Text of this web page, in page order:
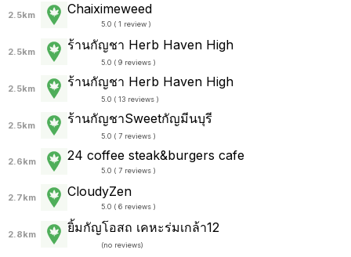
2.5km Chaiximeweed
5.0 ( 1 review )
2.5km ร้านกัญชา Herb Haven High
5.0 ( 9 reviews )
2.5km ร้านกัญชา Herb Haven High
5.0 ( 13 reviews )
2.5km ร้านกัญชาSweetกัญมีนบุรี
5.0 ( 7 reviews )
2.6km 24 coffee steak&burgers cafe
5.0 ( 7 reviews )
2.7km CloudyZen
5.0 ( 6 reviews )
2.8km ยิ้มกัญโอสถ เคหะร่มเกล้า12
(no reviews)